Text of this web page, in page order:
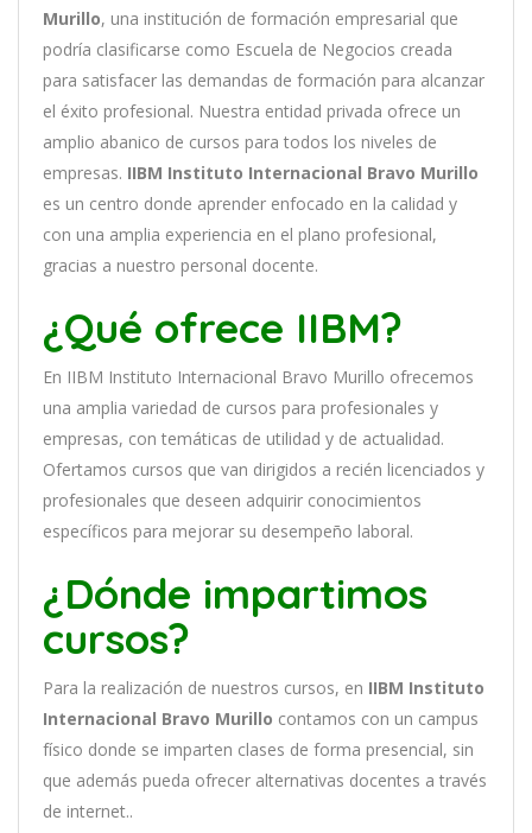
Murillo, una institución de formación empresarial que
podría clasificarse como Escuela de Negocios creada
para satisfacer las demandas de formación para alcanzar
el éxito profesional. Nuestra entidad privada ofrece un
amplio abanico de cursos para todos los niveles de
empresas. IIBM Instituto Internacional Bravo Murillo
es un centro donde aprender enfocado en la calidad y
con una amplia experiencia en el plano profesional,
gracias a nuestro personal docente.
¿Qué ofrece IIBM?
En IIBM Instituto Internacional Bravo Murillo ofrecemos
una amplia variedad de cursos para profesionales y
empresas, con temáticas de utilidad y de actualidad.
Ofertamos cursos que van dirigidos a recién licenciados y
profesionales que deseen adquirir conocimientos
específicos para mejorar su desempeño laboral.
¿Dónde impartimos
cursos?
Para la realización de nuestros cursos, en IIBM Instituto
Internacional Bravo Murillo contamos con un campus
físico donde se imparten clases de forma presencial, sin
que además pueda ofrecer alternativas docentes a través
de internet..